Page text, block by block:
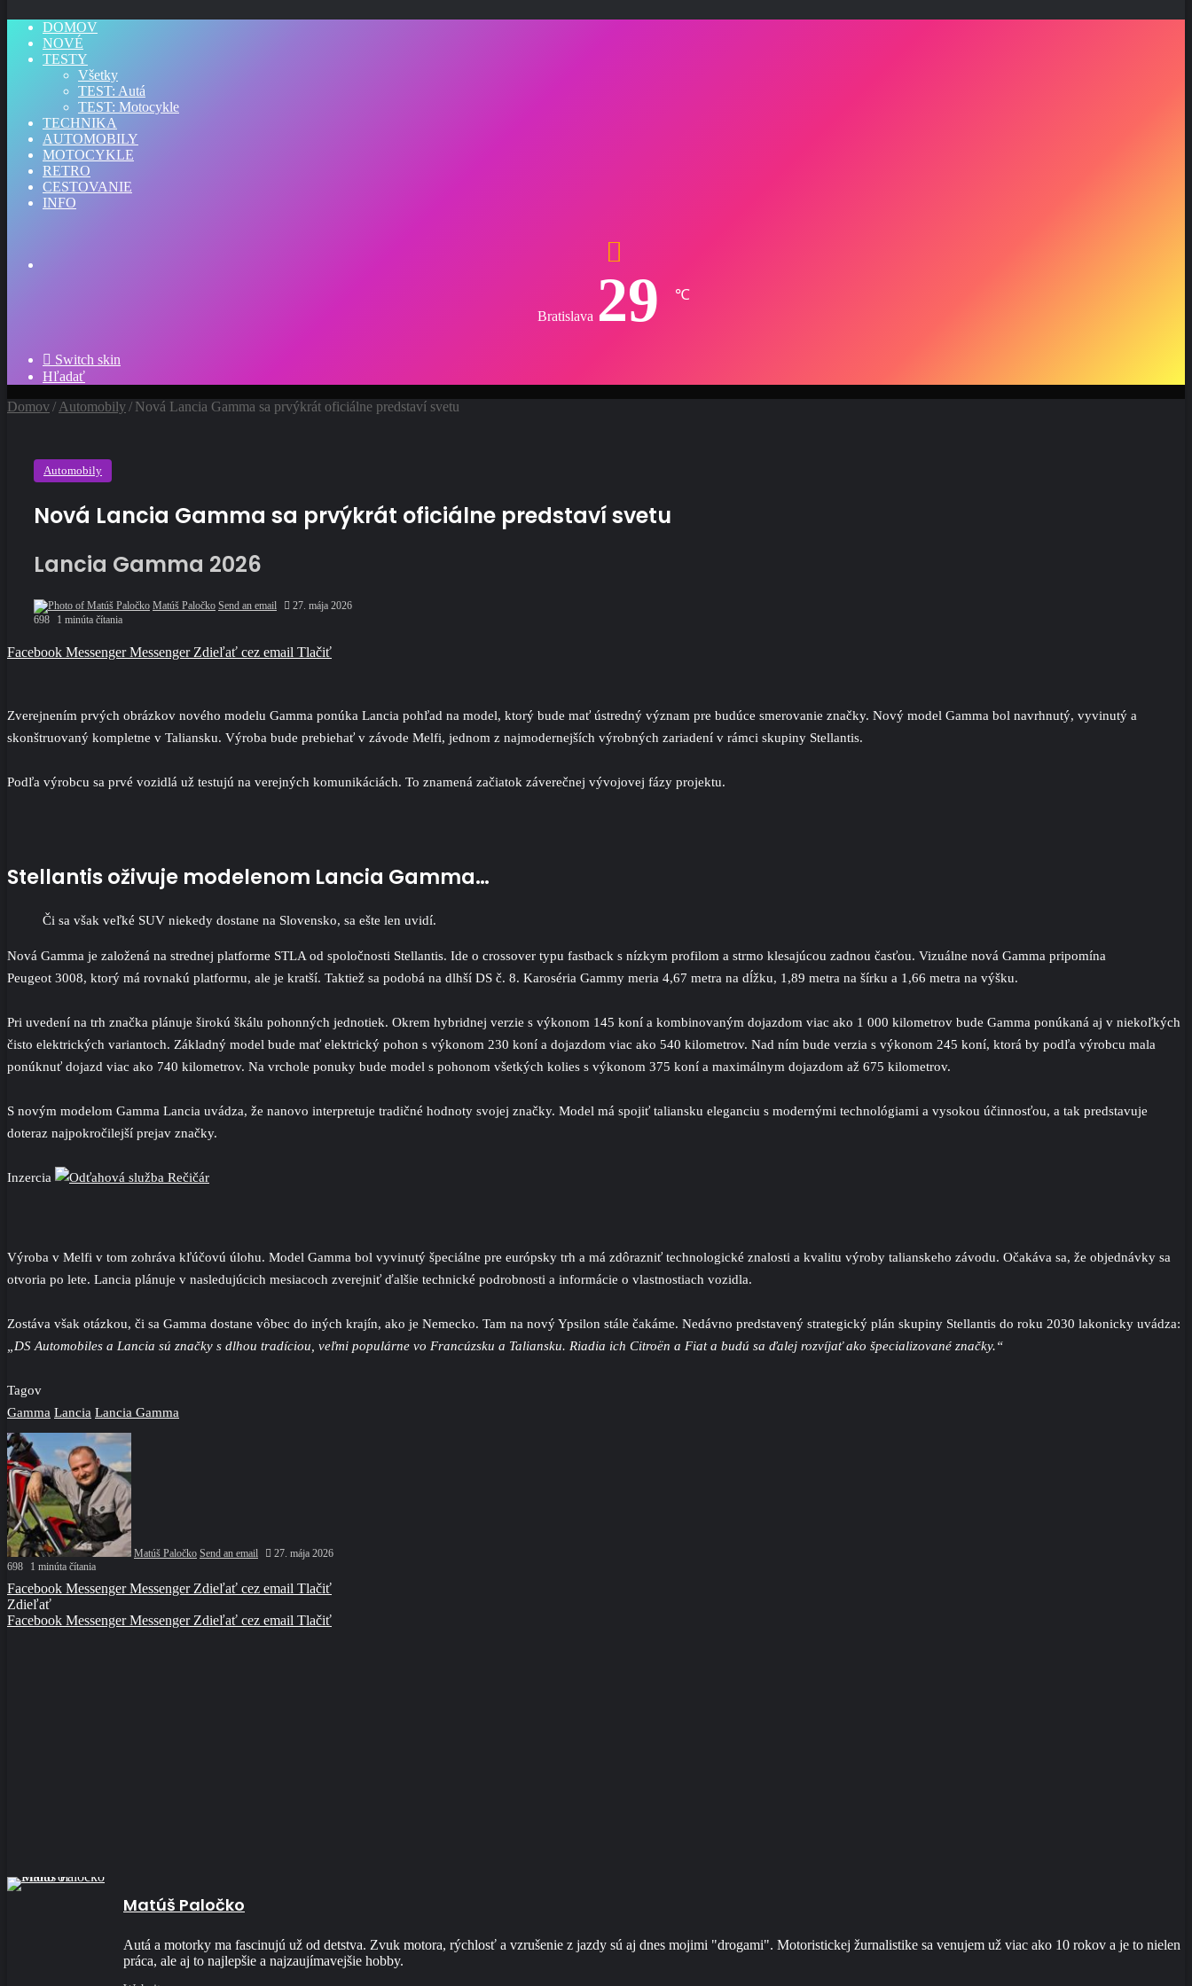
DOMOV
NOVÉ
TESTY
Všetky
TEST: Autá
TEST: Motocykle
TECHNIKA
AUTOMOBILY
MOTOCYKLE
RETRO
CESTOVANIE
INFO
Bratislava 29 ℃
Switch skin
Hľadať
Domov/ Automobily/ Nová Lancia Gamma sa prvýkrát oficiálne predstaví svetu
Automobily
Nová Lancia Gamma sa prvýkrát oficiálne predstaví svetu
Lancia Gamma 2026
Matúš Paločko Send an email
27. mája 2026
698
1 minúta čítania
Facebook Messenger Messenger Zdieľať cez email Tlačiť
Zverejnením prvých obrázkov nového modelu Gamma ponúka Lancia pohľad na model, ktorý bude mať ústredný význam pre budúce smerovanie značky. Nový model Gamma bol navrhnutý, vyvinutý a
skonštruovaný kompletne v Taliansku. Výroba bude prebiehať v závode Melfi, jednom z najmodernejších výrobných zariadení v rámci skupiny Stellantis.
Podľa výrobcu sa prvé vozidlá už testujú na verejných komunikáciách. To znamená začiatok záverečnej vývojovej fázy projektu.
Stellantis oživuje modelenom Lancia Gamma…
Či sa však veľké SUV niekedy dostane na Slovensko, sa ešte len uvidí.
Nová Gamma je založená na strednej platforme STLA od spoločnosti Stellantis. Ide o crossover typu fastback s nízkym profilom a strmo klesajúcou zadnou časťou. Vizuálne nová Gamma pripomína
Peugeot 3008, ktorý má rovnakú platformu, ale je kratší. Taktiež sa podobá na dlhší DS č. 8. Karoséria Gammy meria 4,67 metra na dĺžku, 1,89 metra na šírku a 1,66 metra na výšku.
Pri uvedení na trh značka plánuje širokú škálu pohonných jednotiek. Okrem hybridnej verzie s výkonom 145 koní a kombinovaným dojazdom viac ako 1 000 kilometrov bude Gamma ponúkaná aj v niekoľkých
čisto elektrických variantoch. Základný model bude mať elektrický pohon s výkonom 230 koní a dojazdom viac ako 540 kilometrov. Nad ním bude verzia s výkonom 245 koní, ktorá by podľa výrobcu mala
ponúknuť dojazd viac ako 740 kilometrov. Na vrchole ponuky bude model s pohonom všetkých kolies s výkonom 375 koní a maximálnym dojazdom až 675 kilometrov.
S novým modelom Gamma Lancia uvádza, že nanovo interpretuje tradičné hodnoty svojej značky. Model má spojiť taliansku eleganciu s modernými technológiami a vysokou účinnosťou, a tak predstavuje
doteraz najpokročilejší prejav značky.
Inzercia
Výroba v Melfi v tom zohráva kľúčovú úlohu. Model Gamma bol vyvinutý špeciálne pre európsky trh a má zdôrazniť technologické znalosti a kvalitu výroby talianskeho závodu. Očakáva sa, že objednávky sa
otvoria po lete. Lancia plánuje v nasledujúcich mesiacoch zverejniť ďalšie technické podrobnosti a informácie o vlastnostiach vozidla.
Zostáva však otázkou, či sa Gamma dostane vôbec do iných krajín, ako je Nemecko. Tam na nový Ypsilon stále čakáme. Nedávno predstavený strategický plán skupiny Stellantis do roku 2030 lakonicky uvádza:
„DS Automobiles a Lancia sú značky s dlhou tradíciou, veľmi populárne vo Francúzsku a Taliansku. Riadia ich Citroën a Fiat a budú sa ďalej rozvíjať ako špecializované značky.“
Tagov
Gamma Lancia Lancia Gamma
Matúš Paločko Send an email
27. mája 2026
698
1 minúta čítania
Facebook Messenger Messenger Zdieľať cez email Tlačiť
Zdieľať
Facebook Messenger Messenger Zdieľať cez email Tlačiť
Matúš Paločko
Autá a motorky ma fascinujú už od detstva. Zvuk motora, rýchlosť a vzrušenie z jazdy sú aj dnes mojimi "drogami". Motoristickej žurnalistike sa venujem už viac ako 10 rokov a je to nielen
práca, ale aj to najlepšie a najzaujímavejšie hobby.